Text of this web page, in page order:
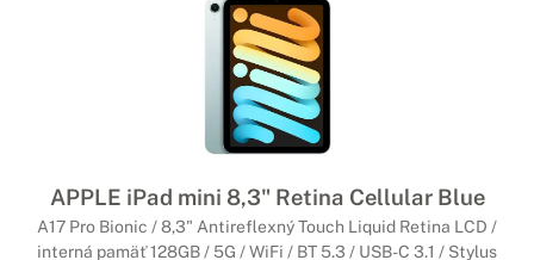
APPLE iPad mini 8,3" Retina Cellular Blue
A17 Pro Bionic / 8,3" Antireflexný Touch Liquid Retina LCD /
interná pamäť 128GB / 5G / WiFi / BT 5.3 / USB-C 3.1 / Stylus